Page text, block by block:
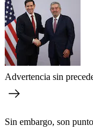
Advertencia sin
Sin embargo, son